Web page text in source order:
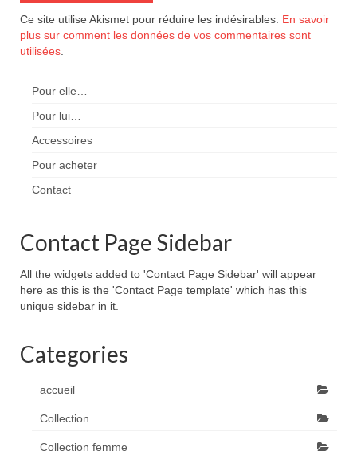
Ce site utilise Akismet pour réduire les indésirables. En savoir
plus sur comment les données de vos commentaires sont
utilisées
Pour elle…
Pour lui…
Accessoires
Pour acheter
Contact
Contact Page Sidebar
All the widgets added to 'Contact Page Sidebar' will appear
here as this is the 'Contact Page template' which has this
unique sidebar in it.
Categories
accueil
Collection
Collection femme